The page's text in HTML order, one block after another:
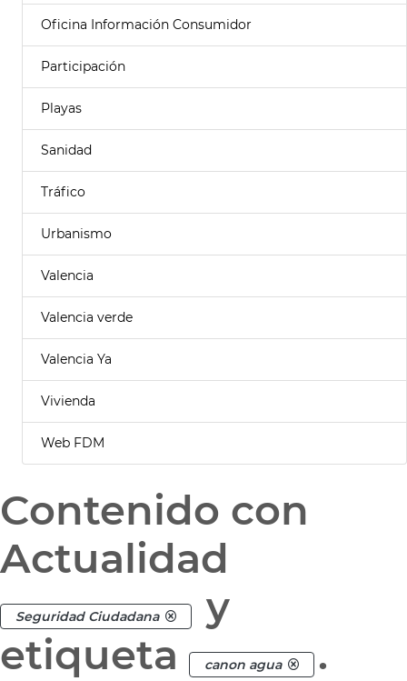
Oficina Información Consumidor
Participación
Playas
Sanidad
Tráfico
Urbanismo
Valencia
Valencia verde
Valencia Ya
Vivienda
Web FDM
Contenido con
Actualidad
Seguridad Ciudadana
y
etiqueta
canon agua .